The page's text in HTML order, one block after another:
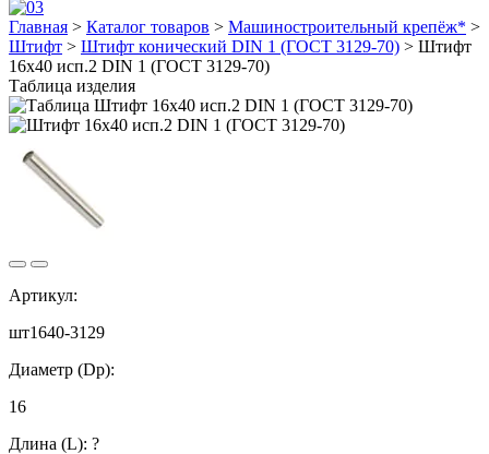
Главная > Каталог товаров > Машиностроительный крепёж* >
Штифт > Штифт конический DIN 1 (ГОСТ 3129-70) > Штифт
16х40 исп.2 DIN 1 (ГОСТ 3129-70)
Таблица изделия
Артикул:
шт1640-3129
Диаметр (Dp):
16
Длина (L): ?